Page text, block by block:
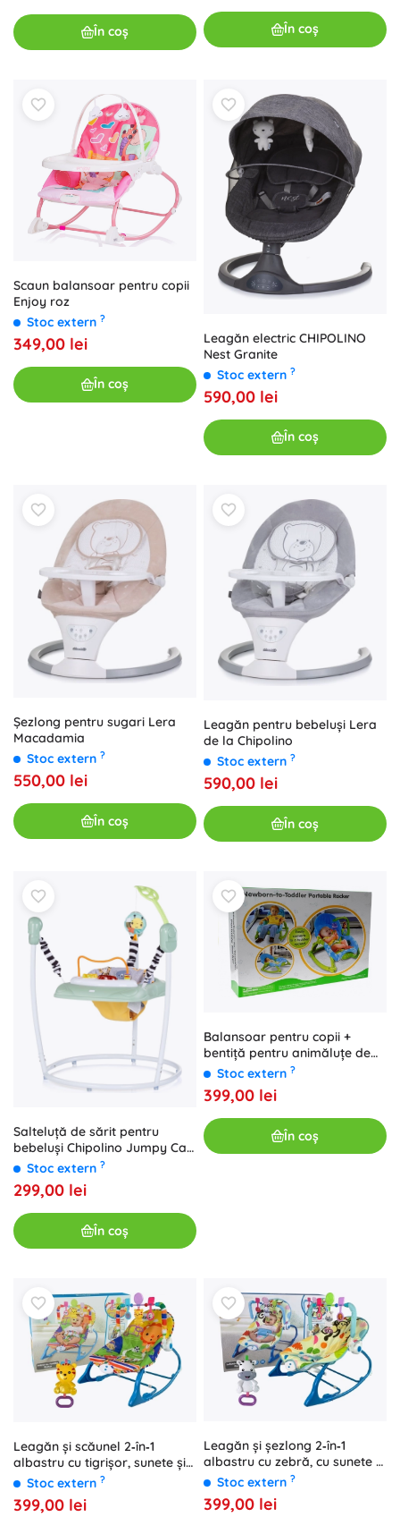
În coș În coș
Scaun balansoar pentru copii
Enjoy roz
Stoc extern ?
349,00 lei
În coș
Leagăn electric CHIPOLINO
Nest Granite
Stoc extern ?
590,00 lei
În coș
Șezlong pentru sugari Lera
Macadamia
Stoc extern ?
550,00 lei
În coș
Leagăn pentru bebeluși Lera
de la Chipolino
Stoc extern ?
590,00 lei
În coș
Salteluță de sărit pentru
bebeluși Chipolino Jumpy Car
mintStoc extern ?
299,00 lei
În coș
Balansoar pentru copii +
bentiță pentru animăluțe de
companie
Stoc extern ?
399,00 lei
În coș
Leagăn și scăunel 2‑în‑1
albastru cu tigrișor, sunete și
vibrații
Stoc extern ?
399,00 lei
Leagăn și șezlong 2‑în‑1
albastru cu zebră, cu sunete și
vibrații
Stoc extern ?
399,00 lei